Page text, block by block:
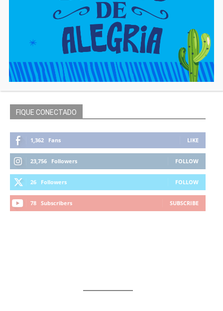
FIQUE CONECTADO
1,362 Fans LIKE
23,756 Followers FOLLOW
26 Followers FOLLOW
78 Subscribers SUBSCRIBE